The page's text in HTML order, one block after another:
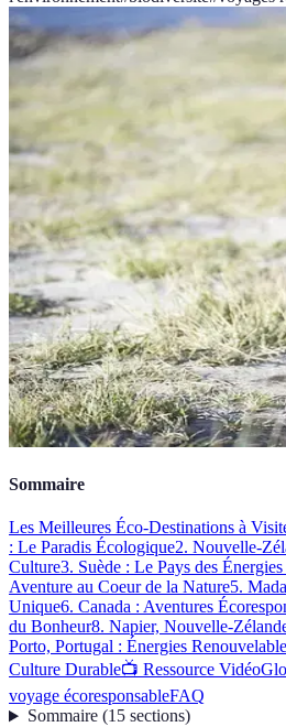
Sommaire
Les Meilleures Éco-Destinations à
: Le Paradis Écologique2. Nouvelle-
Culture3. Suède : Le Pays des
Aventure au Coeur de la Nature5.
Unique6. Canada : Aventures
du Bonheur8. Napier, Nouvelle-
Porto, Portugal : Énergies
Culture Durable📺 Ressource Vidéo
voyage écoresponsableFAQ
Sommaire(15 sections)